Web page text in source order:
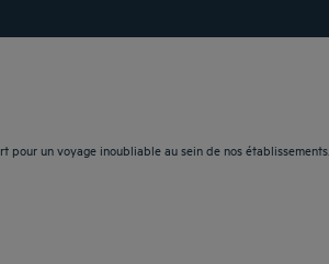
un voyage inoubliable au sein de nos établissements.